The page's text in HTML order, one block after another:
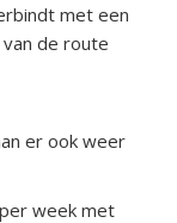
met een
de route
er ook weer
week met